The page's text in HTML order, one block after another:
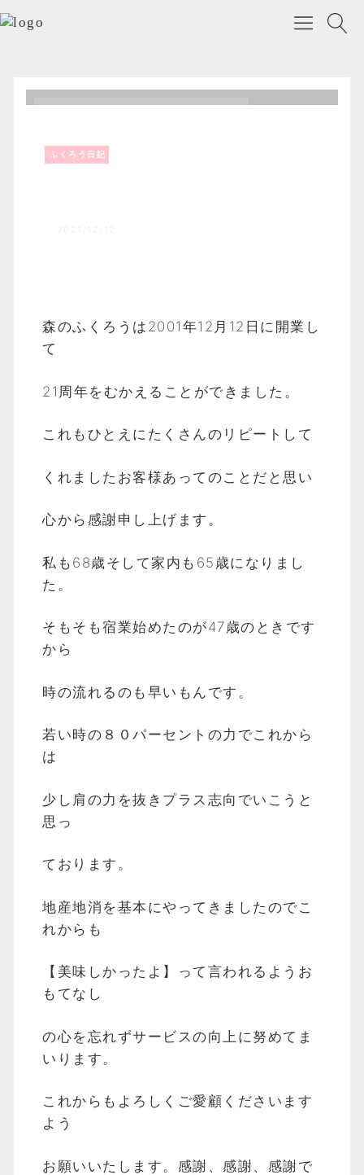
ふくろう日記
森のふくろうは2001年12月12日に開業し
て
21周年をむかえることができました。
これもひとえにたくさんのリピートして
くれましたお客様あってのことだと思い
心から感謝申し上げます。
私も68歳そして家内も65歳になりまし
た。
そもそも宿業始めたのが47歳のときです
から
時の流れるのも早いもんです。
若い時の８０パーセントの力でこれから
は
少し肩の力を抜きプラス志向でいこうと
思っ
ております。
地産地消を基本にやってきましたのでこ
れからも
【美味しかったよ】って言われるようお
もてなし
の心を忘れずサービスの向上に努めてま
いります。
これからもよろしくご愛顧くださいます
よう
お願いいたします。感謝、感謝、感謝で